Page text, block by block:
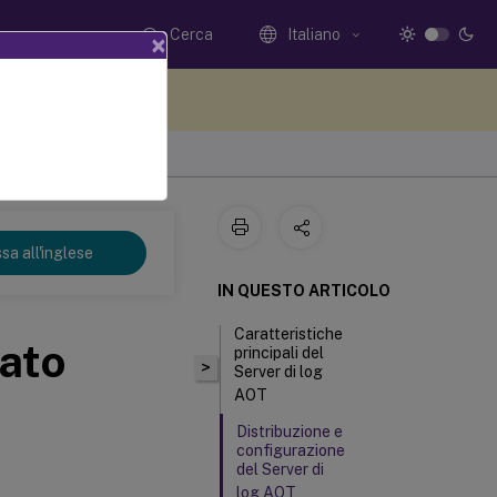
Cerca Italiano
all'inglese
>
IN QUESTO ARTICOLO
Caratteristiche
principali del
Server di log
AOT
Distribuzione e
configurazione
del Server di
log AOT
×